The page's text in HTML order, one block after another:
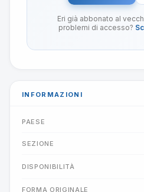
Eri già abbonato al
problemi di accesso?
INFORMAZIONI
PAESE
SEZIONE
DISPONIBILITÀ
FORMA ORIGINALE